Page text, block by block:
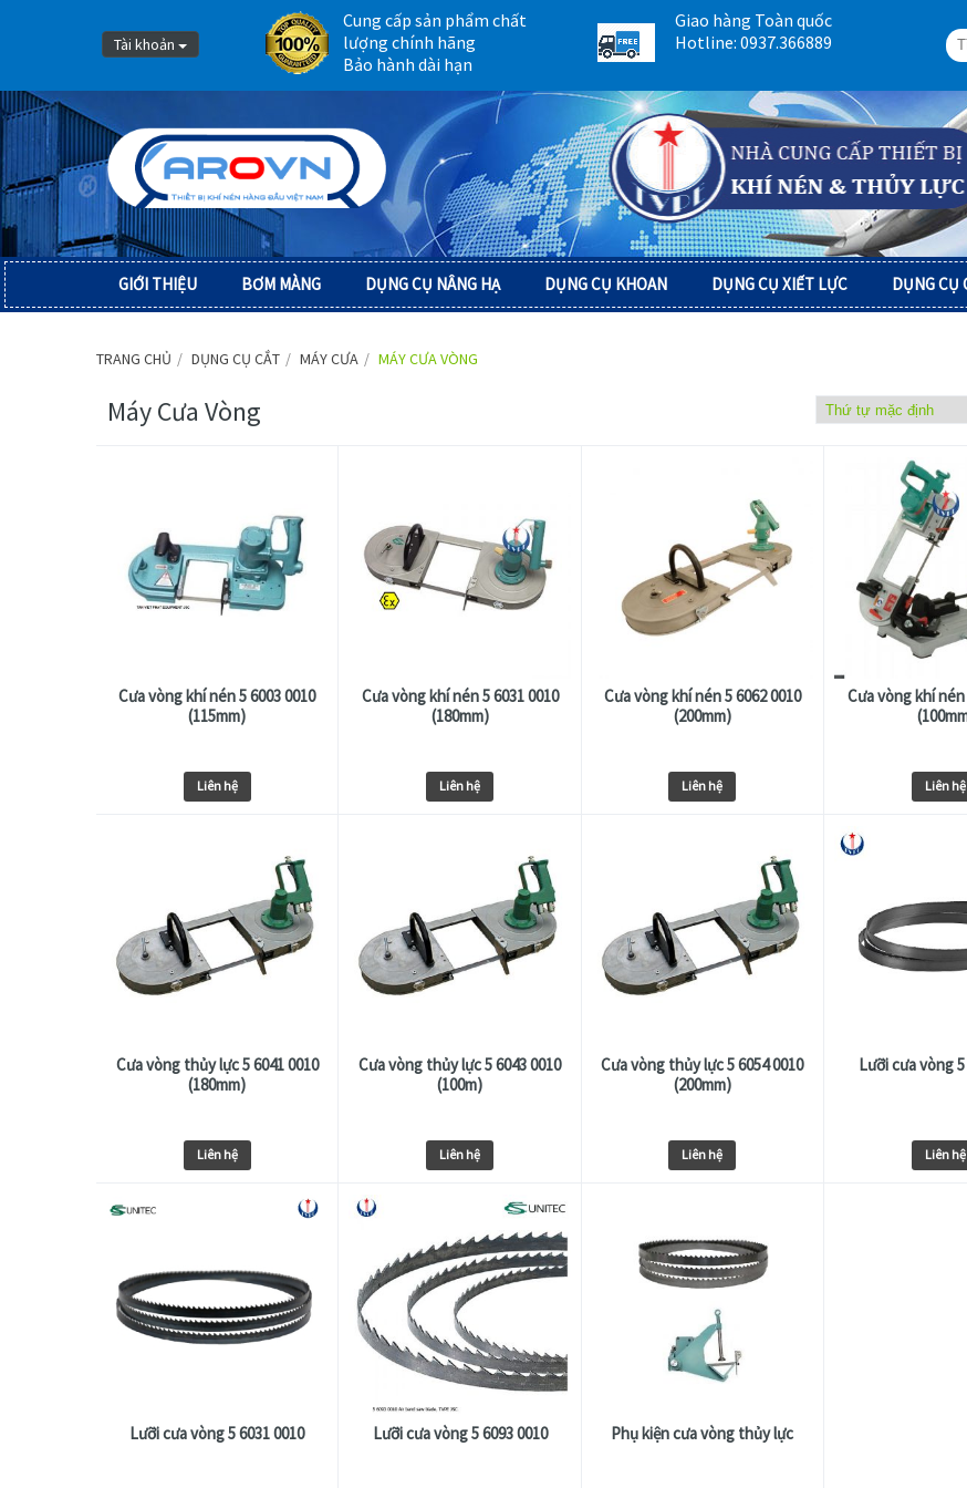
Tài khoản
Cung cấp sản phẩm chất
lượng chính hãng
Bảo hành dài hạn
Giao hàng Toàn quốc
Hotline: 0937.366889
GIỚI THIỆU BƠM MÀNG DỤNG CỤ NÂNG HẠ DỤNG CỤ KHOAN DỤNG CỤ XIẾT LỰC DỤNG CỤ
TRANG CHỦ DỤNG CỤ CẮT MÁY CƯA MÁY CƯA VÒNG
Máy Cưa Vòng
Cưa vòng khí nén 5 6003 0010
(115mm)
Liên hệ
Cưa vòng khí nén 5 6031 0010
(180mm)
Liên hệ
Cưa vòng khí nén 5 6062 0010
(200mm)
Liên hệ
Cưa vòng khí nén
Liên hệ
Cưa vòng thủy lực 5 6041 0010
(180mm)
Liên hệ
Cưa vòng thủy lực 5 6043 0010
(100m)
Liên hệ
Cưa vòng thủy lực 5 6054 0010
(200mm)
Liên hệ
Lưỡi cưa vòng 5
Liên hệ
Lưỡi cưa vòng 5 6031 0010 Lưỡi cưa vòng 5 6093 0010 Phụ kiện cưa vòng thủy lực